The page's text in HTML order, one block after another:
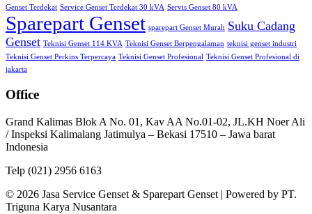
Genset Terdekat Service Genset Terdekat 30 kVA Servis Genset 80 kVA
Sparepart Genset sparepart Genset Murah Suku Cadang
Genset Teknisi Genset 114 KVA Teknisi Genset Berpengalaman teknisi genset industri
Teknisi Genset Perkins Terpercaya Teknisi Genset Profesional Teknisi Genset Profesional di
jakarta
Office
Grand Kalimas Blok A No. 01, Kav AA No.01-02, JL.KH Noer Ali
/ Inspeksi Kalimalang Jatimulya – Bekasi 17510 – Jawa barat
Indonesia
Telp (021) 2956 6163
© 2026 Jasa Service Genset & Sparepart Genset | Powered by PT.
Triguna Karya Nusantara